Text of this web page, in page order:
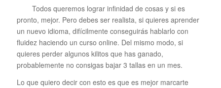
Todos queremos lograr infinidad de cosas y si es
pronto, mejor. Pero debes ser realista, si quieres aprender
un nuevo idioma, difícilmente conseguirás hablarlo con
fluidez haciendo un curso online. Del mismo modo, si
quieres perder algunos kilitos que has ganado,
probablemente no consigas bajar 3 tallas en un mes.
Lo que quiero decir con esto es que es mejor marcarte